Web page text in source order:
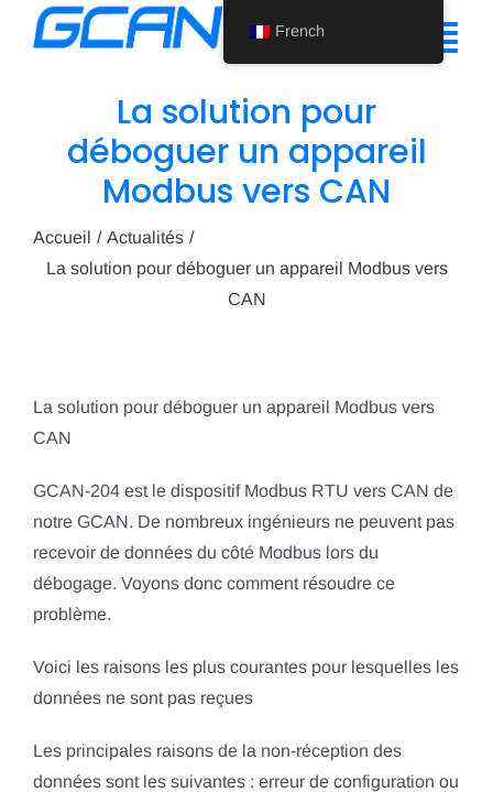
Soutien
Nous contacter
La solution pour
déboguer un appareil
Modbus vers CAN
Accueil
Actualités
La solution pour déboguer un appareil Modbus vers
CAN
La solution pour déboguer un appareil Modbus vers
CAN
GCAN-204 est le dispositif Modbus RTU vers CAN de
notre GCAN. De nombreux ingénieurs ne peuvent pas
recevoir de données du côté Modbus lors du
débogage. Voyons donc comment résoudre ce
problème.
Voici les raisons les plus courantes pour lesquelles les
données ne sont pas reçues
Les principales raisons de la non-réception des
données sont les suivantes : erreur de configuration ou
French